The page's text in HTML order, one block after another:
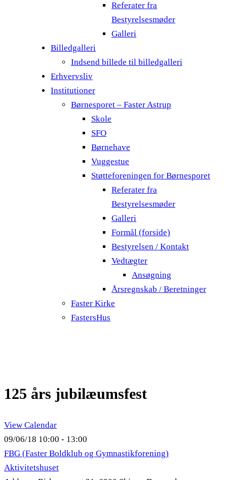
Referater fra
Bestyrelsesmøder
Galleri
Billedgalleri
Indsend billede til billedgalleri
Erhvervsliv
Institutioner
Børnesporet – Faster Astrup
Skole
SFO
Børnehave
Vuggestue
Støtteforeningen for Børnesporet
Referater fra
Bestyrelsesmøder
Galleri
Formål (forside)
Bestyrelsen / Kontakt
Vedtægter
Ansøgning
Årsregnskab / Beretninger
Faster Kirke
FastersHus
125 års jubilæumsfest
View Calendar
09/06/18 10:00 - 13:00
FBG (Faster Boldklub og Gymnastikforening)
Aktivitetshuset